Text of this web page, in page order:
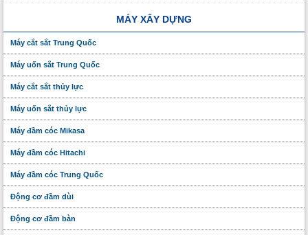
MÁY XÂY DỰNG
Máy cắt sắt Trung Quốc
Máy uốn sắt Trung Quốc
Máy cắt sắt thủy lực
Máy uốn sắt thủy lực
Máy đầm cóc Mikasa
Máy đầm cóc Hitachi
Máy đầm cóc Trung Quốc
Động cơ đầm dùi
Động cơ đầm bàn